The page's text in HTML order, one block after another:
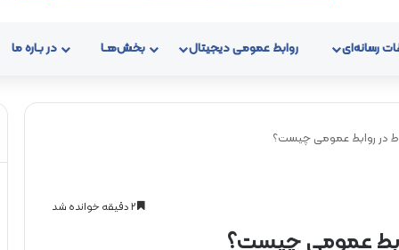
رسانه‌ای روابط عمومی دیجیتال بخش‌هـا در بـاره ما
در روابط عمومی چیست؟
عمومی چیست؟